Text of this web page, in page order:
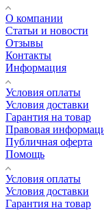
О компании
Статьи и новости
Отзывы
Контакты
Информация
Условия оплаты
Условия доставки
Гарантия на товар
Правовая
Публичная оферта
Помощь
Условия оплаты
Условия доставки
Гарантия на товар